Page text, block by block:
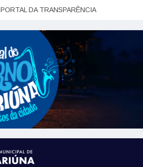
PORTAL DA TRANSPARÊNCIA